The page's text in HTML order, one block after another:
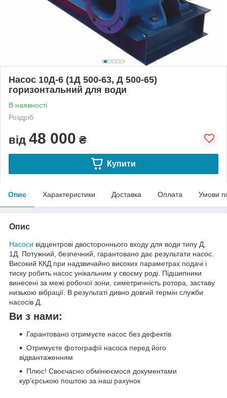
Насос 10Д-6 (1Д 500-63, Д 500-65)
горизонтальний для води
В наявності
Роздріб
від 48 000 ₴
Купити
Опис Характеристики Доставка Оплата Умови
Опис
Насоси відцентрові двостороннього входу для води типу Д,
1Д. Потужний, безпечний, гарантовано дає результати насос.
Високий ККД при надзвичайно високих параметрах подачі і
тиску робить насос унікальним у своєму роді. Підшипники
винесені за межі робочої зони, симетричність ротора, заставу
низькою вібрації. В результаті дивно довгий термін служби
насосів Д.
Ви з нами:
Гарантовано отримуєте насос без дефектів
Отримуєте фотографії насоса перед його
відвантаженням
Плюс! Своєчасно обмінюємося документами
кур'єрською поштою за наш рахунок